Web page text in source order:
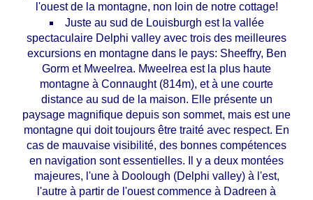
l'ouest de la montagne, non loin de notre cottage!
Juste au sud de Louisburgh est la vallée
spectaculaire Delphi valley avec trois des meilleures
excursions en montagne dans le pays: Sheeffry, Ben
Gorm et Mweelrea. Mweelrea est la plus haute
montagne à Connaught (814m), et à une courte
distance au sud de la maison. Elle présente un
paysage magnifique depuis son sommet, mais est une
montagne qui doit toujours être traité avec respect. En
cas de mauvaise visibilité, des bonnes compétences
en navigation sont essentielles. Il y a deux montées
majeures, l'une à Doolough (Delphi valley) à l'est,
l'autre à partir de l'ouest commence à Dadreen à